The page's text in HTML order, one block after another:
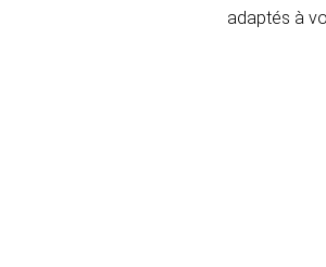
adaptés à